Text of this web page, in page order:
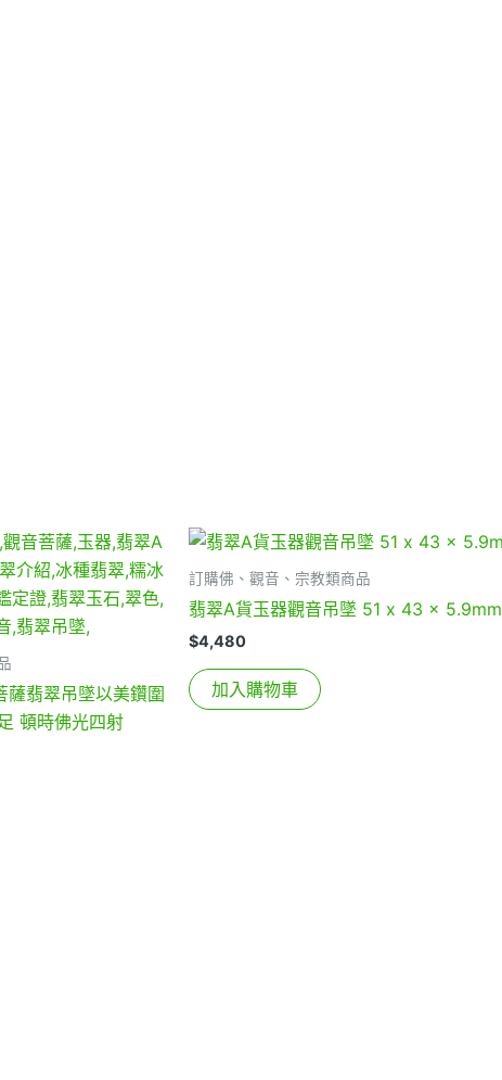
薩翡翠吊墜以美鑽圍
頓時佛光四射
訂購佛、觀音、宗教類商品
翡翠A貨玉器觀音吊墜 51 x 43 x 5.9mm
$4,480
加入購物車